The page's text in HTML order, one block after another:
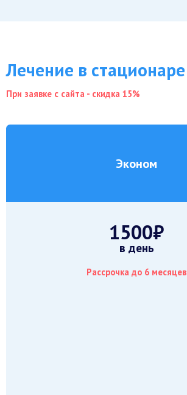
Лечение в стационаре
При заявке с сайта - скидка 15%
Эконом
1500₽
в день
Рассрочка до 6 месяцев